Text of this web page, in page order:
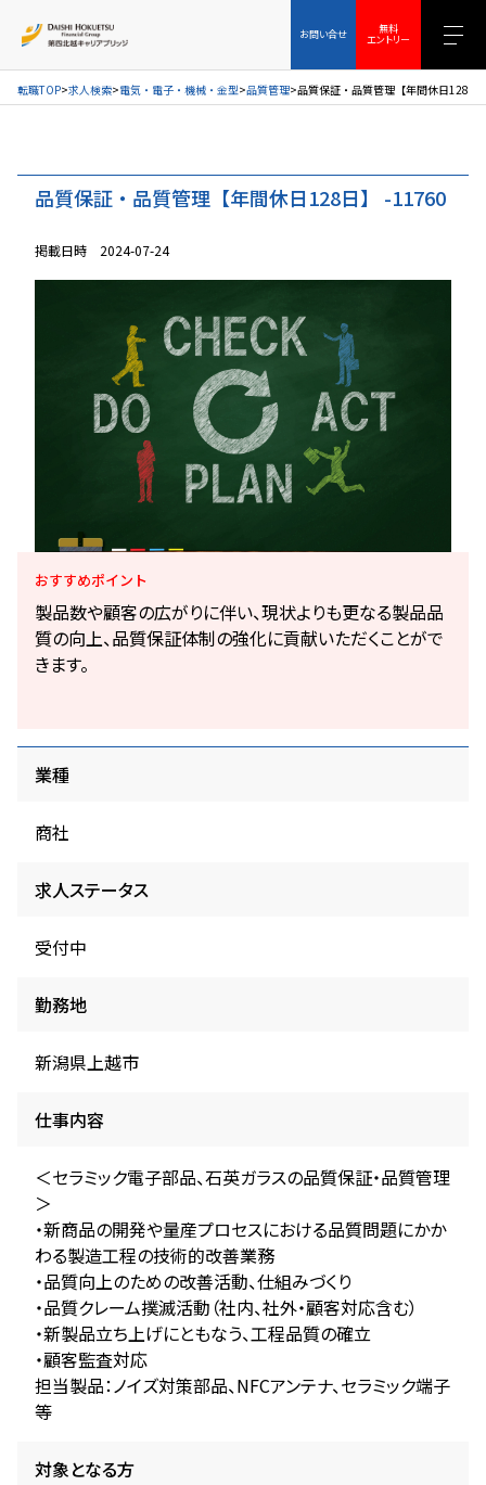
お問い合せ 無料
エントリー
お問い合せ 無料エントリー
転職TOP 求人検索 電気・電子・機械・金型 品質管理 品質保証・品質管理【年間休日128日
品質保証・品質管理【年間休日128日】 -11760
掲載日時 2024-07-24
おすすめポイント
製品数や顧客の広がりに伴い、現状よりも更なる製品品
質の向上、品質保証体制の強化に貢献いただくことがで
きます。
業種
商社
求人ステータス
受付中
勤務地
新潟県上越市
仕事内容
＜セラミック電子部品、石英ガラスの品質保証・品質管理
＞
・新商品の開発や量産プロセスにおける品質問題にかか
わる製造工程の技術的改善業務
・品質向上のための改善活動、仕組みづくり
・品質クレーム撲滅活動（社内、社外・顧客対応含む）
・新製品立ち上げにともなう、工程品質の確立
・顧客監査対応
担当製品：ノイズ対策部品、NFCアンテナ、セラミック端子
等
対象となる方